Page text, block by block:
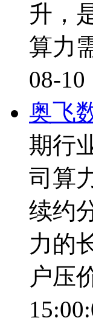
升，
算力
08-10
奥飞
期行
司算
续约
力的
户压